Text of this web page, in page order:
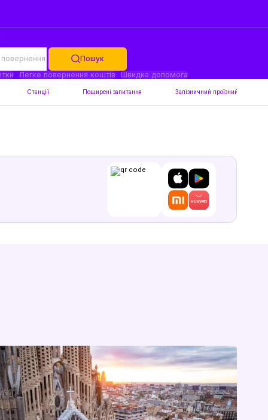
Пошук
Легке повернення коштів Швидка допомога
Станції Поширені запитання Залізничний проїзний